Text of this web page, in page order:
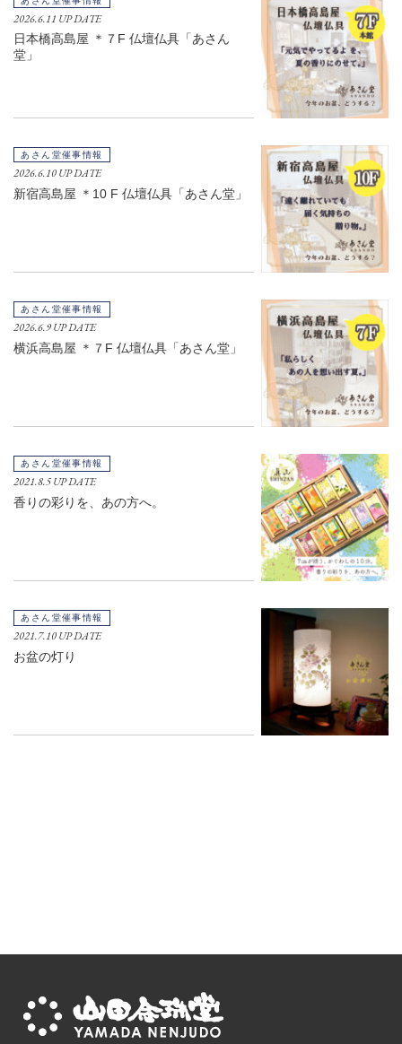
2026.6.11 UP DATE
日本橋高島屋 ＊７F 仏壇仏具「あさん
堂」
あさん堂催事情報
2026.6.10 UP DATE
新宿高島屋 ＊10 F 仏壇仏具「あさん堂」
あさん堂催事情報
2026.6.9 UP DATE
横浜高島屋 ＊７F 仏壇仏具「あさん堂」
あさん堂催事情報
2021.8.5 UP DATE
香りの彩りを、あの方へ。
あさん堂催事情報
2021.7.10 UP DATE
お盆の灯り